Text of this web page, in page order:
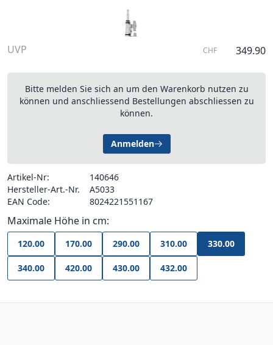
UVP CHF 349.90
Bitte melden Sie sich an um den Warenkorb nutzen zu
können und anschliessend Bestellungen abschliessen zu
können.
Anmelden
Artikel-Nr:
140646
Hersteller-Art.-Nr.
A5033
EAN Code:
8024221551167
Maximale Höhe in cm:
120.00 170.00 290.00 310.00 330.00
340.00 420.00 430.00 432.00